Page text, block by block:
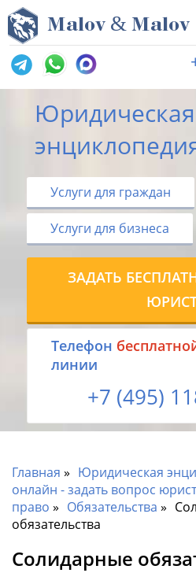
Malov & Malov
Юридическая
Услуги для граждан
Услуги для бизнеса
ЗАДАТЬ
Tелефон
линии
+7 (495)
Главная
Юридическая
онлайн - задать вопрос
право
Обязательства
обязательства
Солидарные